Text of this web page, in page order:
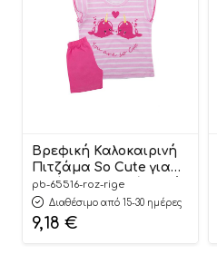
Βρεφική Καλοκαιρινή
Πιτζάμα So Cute για
Κορίτσι Ροζ Ριγέ, Ψιλή
Πλέξη Υφάσματος,
Βαμβακερή 100% –
Pretty Baby
pb-65516-roz-rige
Διαθέσιμο από 15-30 ημέρες
9,18 €